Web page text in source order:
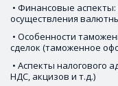
• Финансовые
осуществления
• Особенности
сделок (таможенное
• Аспекты налогового
НДС, акцизов и т.д.)